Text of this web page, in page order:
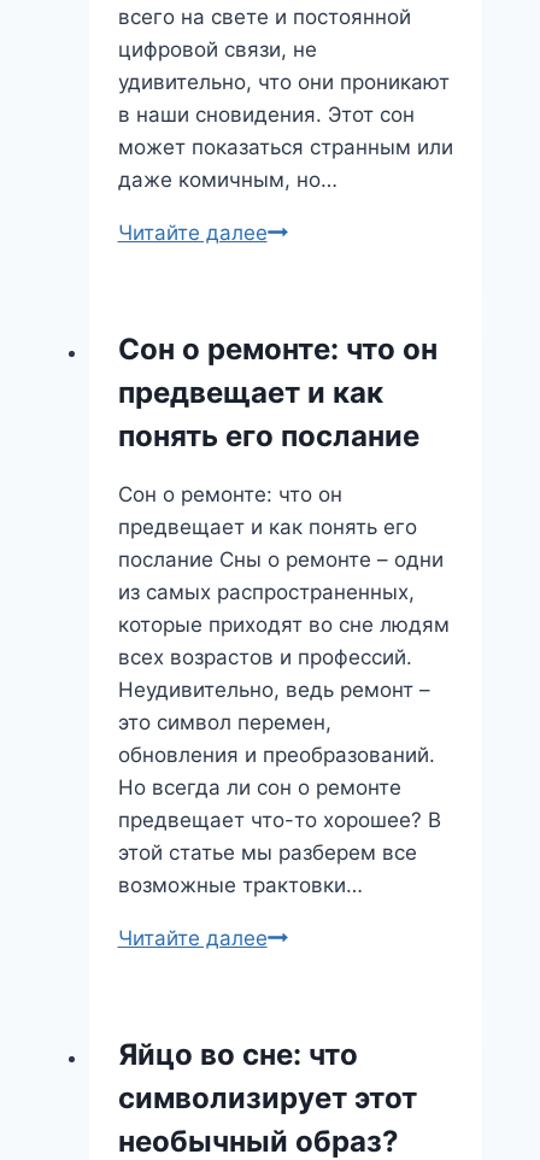
всего на свете и постоянной
цифровой связи, не
удивительно, что они проникают
в наши сновидения. Этот сон
может показаться странным или
даже комичным, но…
Читайте далееСон
скрывается
за
цифровым
Сон о ремонте: что он
предвещает и как
понять его послание
Сон о ремонте: что он
предвещает и как понять его
послание Сны о ремонте – одни
из самых распространенных,
которые приходят во сне людям
всех возрастов и профессий.
Неудивительно, ведь ремонт –
это символ перемен,
обновления и преобразований.
Но всегда ли сон о ремонте
предвещает что-то хорошее? В
этой статье мы разберем все
возможные трактовки…
Читайте далееСон
он
предвещает
и
Яйцо во сне: что
символизирует этот
необычный образ?